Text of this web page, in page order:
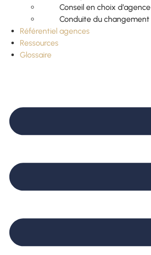
Conseil en choix d’agence
Conduite du changement
Référentiel agences
Ressources
Glossaire